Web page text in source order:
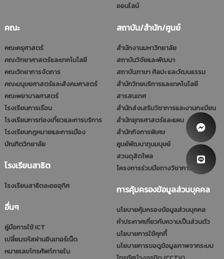
ออนไลน์
คณะ
คณะครุศาสตร์
คณะวิทยาศาสตร์และเทคโนโลยี
คณะวิทยาการจัดการ
คณะมนุษยศาสตร์และสังคมศาสตร์
คณะพยาบาลศาสตร์
โรงเรียนการเรือน
โรงเรียนการท่องเที่ยวและการบริการ
โรงเรียนกฎหมายและการเมือง
บัณฑิตวิทยาลัย
โรงเรียนสาธิต
โรงเรียนสาธิตละอออุทิศ
อื่นๆ
คู่มือการใช้ ICT
เปลี่ยนรหัสผ่านอินเทอร์เน็ต
หมายเลขโทรศัพท์ภายใน
สถาบัน/สำนัก/ศูนย์
สำนักงานมหาวิทยาลัย
สถาบันวิจัยและพัฒนา
สถาบันภาษา ศิลปะ และวัฒนธรรม
สำนักวิทยบริการและเทคโนโลยี
สารสนเทศ
สำนักส่งเสริมวิชาการและงานทะเบียน
สำนักยุทธศาสตร์และแผน
สำนักกิจการพิเศษ
ศูนย์พัฒนาทุนมนุษย์
สวนดุสิตโพล
โครงการร่วมมือทางวิชาการ (รมป.)
การคุ้มครองข้อมูลส่วนบุคคล
นโยบายคุ้มครองข้อมูลส่วนบุคคล
คำประกาศเกี่ยวกับความเป็นส่วนตัว
นโยบายการใช้คุกกี้
นโยบายการขอดูข้อมูลภาพจากระบบ